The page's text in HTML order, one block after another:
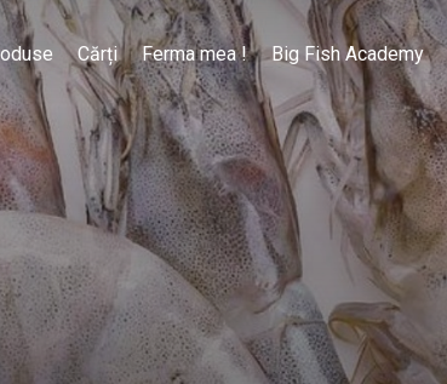
Cărți Ferma mea ! Big Fish Academy